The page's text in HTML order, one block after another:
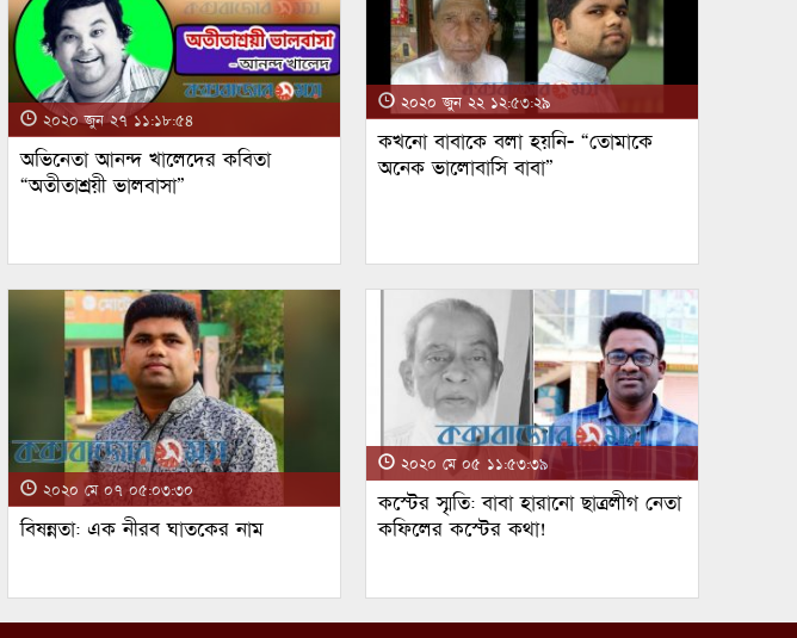
২০২০ জুন ২৭ ১১:১৮:৫৪
অভিনেতা আনন্দ খালেদের কবিতা
“অতীতাশ্রয়ী ভালবাসা”
২০২০ জুন ২২ ১২:৫৩:২৯
কখনো বাবাকে বলা হয়নি- “তোমাকে
অনেক ভালোবাসি বাবা”
২০২০ মে ০৭ ০৫:০৩:৩০
বিষন্নতা: এক নীরব ঘাতকের নাম
২০২০ মে ০৫ ১১:৫৩:৩৯
কস্টের স্মৃতি: বাবা হারানো ছাত্রলীগ নেতা
কফিলের কস্টের কথা!